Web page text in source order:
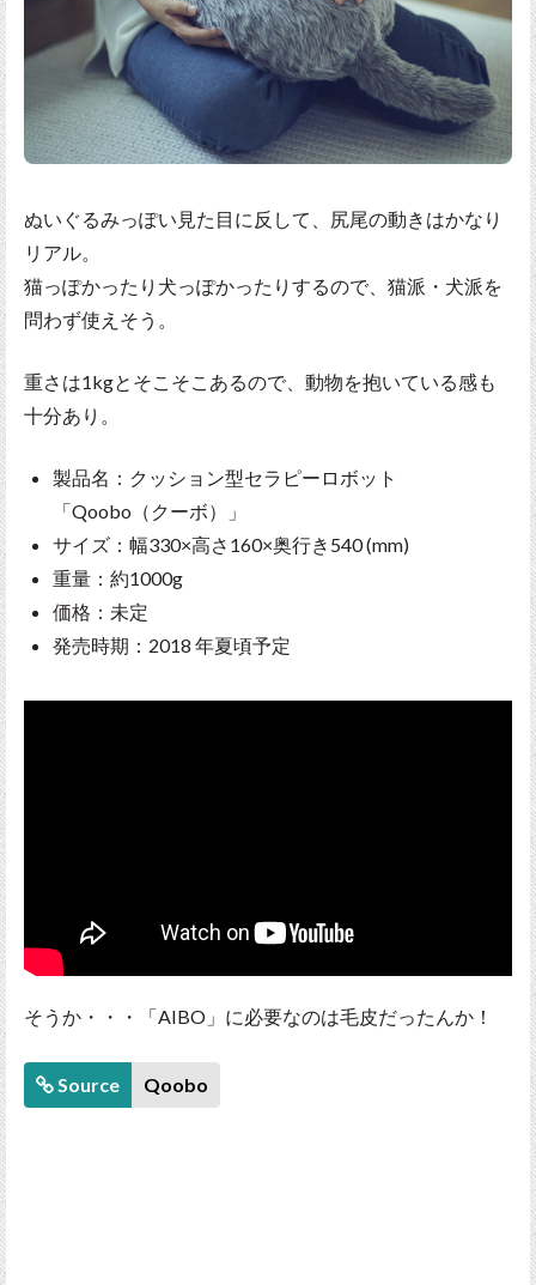
ぬいぐるみっぽい見た目に反して、尻尾の動きはかなり
リアル。
猫っぽかったり犬っぽかったりするので、猫派・犬派を
問わず使えそう。
重さは1kgとそこそこあるので、動物を抱いている感も
十分あり。
製品名：クッション型セラピーロボット
「Qoobo（クーボ）」
サイズ：幅330×高さ160×奥行き540 (mm)
重量：約1000g
価格：未定
発売時期：2018 年夏頃予定
そうか・・・「AIBO」に必要なのは毛皮だったんか！
Source Qoobo